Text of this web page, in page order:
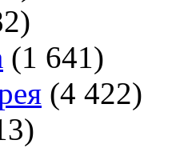
(1 641)
(4 422)